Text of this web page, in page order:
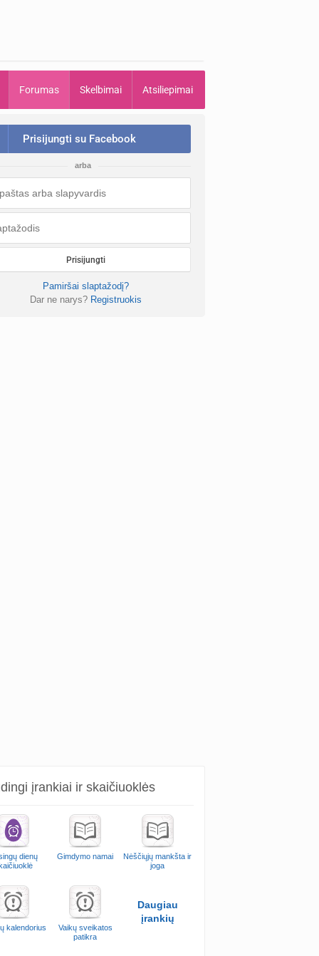
Forumas Skelbimai Atsiliepimai
Prisijungti su Facebook
arba
Prisijungti
Pamiršai slaptažodį?
Dar ne narys? Registruokis
įrankiai ir skaičiuoklės
dienų
Gimdymo namai
Nėščiųjų mankšta ir
joga
kalendorius
Vaikų sveikatos
patikra
Daugiau
įrankių